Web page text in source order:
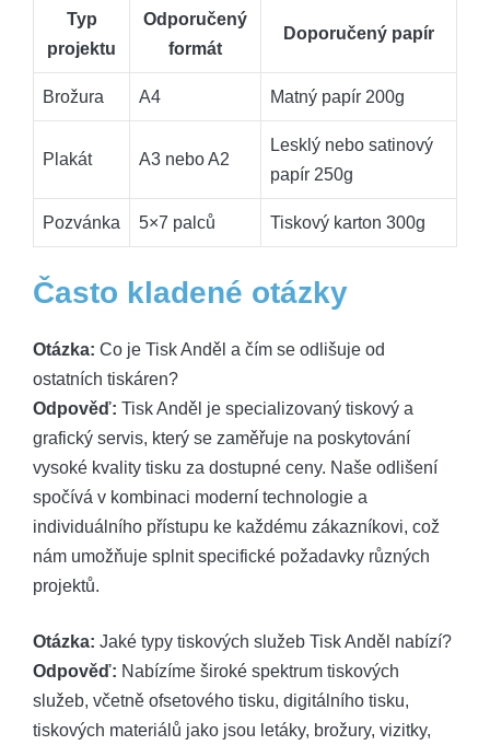
Typ
projektu
Odporučený
formát
Doporučený papír
Brožura A4 Matný papír 200g
Plakát A3 nebo A2
Lesklý nebo satinový
papír 250g
Pozvánka 5×7 palců Tiskový karton 300g
Často kladené otázky
Otázka: Co je Tisk Anděl a čím se odlišuje od
ostatních tiskáren?
Odpověď: Tisk Anděl je specializovaný tiskový a
grafický servis, který se zaměřuje na poskytování
vysoké kvality tisku za dostupné ceny. Naše odlišení
spočívá v kombinaci moderní technologie a
individuálního přístupu ke každému zákazníkovi, což
nám umožňuje splnit specifické požadavky různých
projektů.
Otázka: Jaké typy tiskových služeb Tisk Anděl nabízí?
Odpověď: Nabízíme široké spektrum tiskových
služeb, včetně ofsetového tisku, digitálního tisku,
tiskových materiálů jako jsou letáky, brožury, vizitky,